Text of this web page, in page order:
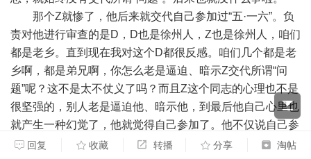
那个Z就惨了，他后来就交代自己参加过“五·一六”。负
责对他进行审查的是D，D也是徐州人，Z也是徐州人，咱们
都是老乡。直到现在我对这个D都很反感。咱们几个都是老
乡啊，都是弟兄啊，你怎么老是逼迫、暗示Z交代所谓“问
题”呢？这不是太不仗义了吗？而且Z这个同志的心理也不是
很坚强的，别人老是逼迫他、暗示他，到最后他自己心里也
就产生一种幻觉了，他就觉得自己参加了。他不仅说自己参
加了“五·一六”，而且还说自己直接参加了一个阴谋刺杀毛主
回复 收藏 转播 分享 淘帖